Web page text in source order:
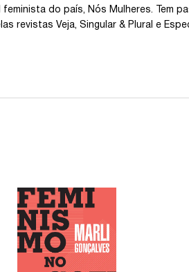
feminista do país, Nós Mulheres. Tem
revistas Veja, Singular & Plural e